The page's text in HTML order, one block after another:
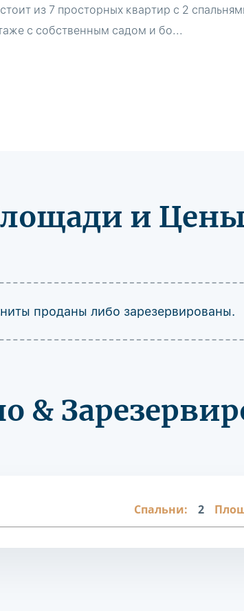
из 7 просторных квартир с 2
с собственным садом и бо...
и Цены
проданы либо зарезервированы.
&
Спальни: 2